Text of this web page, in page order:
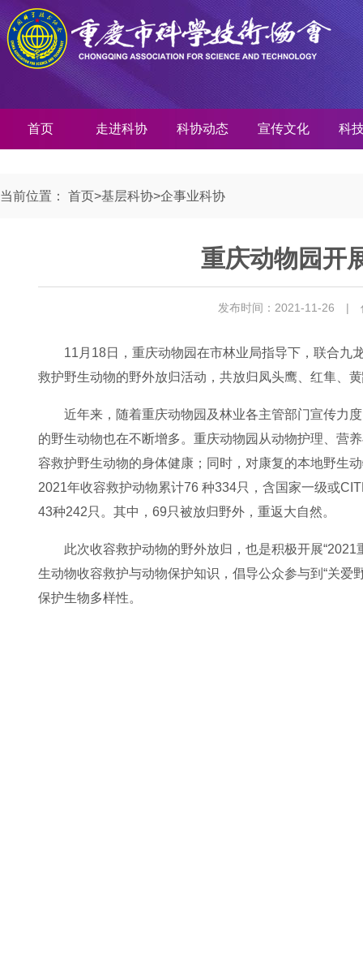
首页 走进科协 科协动态 宣传文化 科
当前位置： 首页>基层科协>企事业科协
重庆动物园开
发布时间：2021-11-26 |
11月18日，重庆动物园在市林业局指导下，联合九
救护野生动物的野外放归活动，共放归凤头鹰、红隼、
近年来，随着重庆动物园及林业各主管部门宣传力
的野生动物也在不断增多。重庆动物园从动物护理、营
容救护野生动物的身体健康；同时，对康复的本地野生
2021年收容救护动物累计76 种334只，含国家一级或
43种242只。其中，69只被放归野外，重返大自然。
此次收容救护动物的野外放归，也是积极开展
生动物收容救护与动物保护知识，倡导公众参与到“关
保护生物多样性。